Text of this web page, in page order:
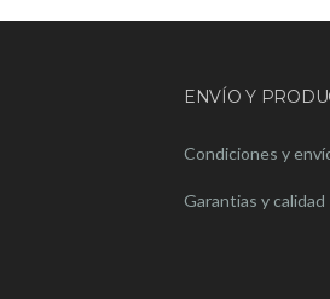
ENVÍO Y
Condiciones y
Garantias y calidad